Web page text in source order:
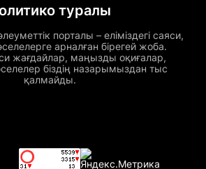
туралы
порталы – еліміздегі саяси,
арналған бірегей жоба.
жағдайлар, маңызды оқиғалар,
біздің назарымыздан тыс
қалмайды.